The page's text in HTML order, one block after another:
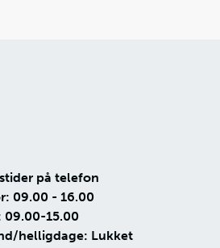
på telefon
09.00 - 16.00
09.00-15.00
helligdage: Lukket